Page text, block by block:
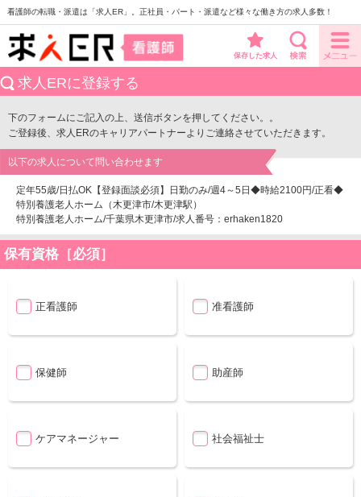
看護師の転職・派遣は「求人ER」。正社員・パート・派遣など様々な働き方の求人多数！
保存した求人
求人ERに登録する
下のフォームにご記入の上、送信ボタンを押してください。。
ご登録後、求人ERのキャリアパートナーよりご連絡させていただきます。
以下の求人について問い合わせます
定年55歳/日払OK【登録面談必須】日勤のみ/週4～5日◆時給2100円/正看◆
特別養護老人ホーム（木更津市/木更津駅）
特別養護老人ホーム/千葉県木更津市/求人番号：erhaken1820
保有資格［必須］
正看護師 准看護師
保健師 助産師
ケアマネージャー 社会福祉士